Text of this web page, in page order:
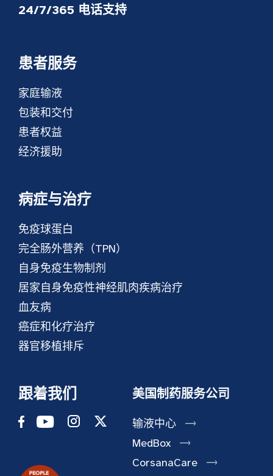
24/7/365 电话支持
患者服务
家庭输液
包装和交付
患者权益
经济援助
病症与治疗
免疫球蛋白
完全肠外营养（TPN）
自身免疫生物制剂
居家自身免疫性神经肌肉疾病治疗
血友病
癌症和化疗治疗
器官移植排斥
跟着我们 美国制药服务公司
输液中心
MedBox
CorsanaCare